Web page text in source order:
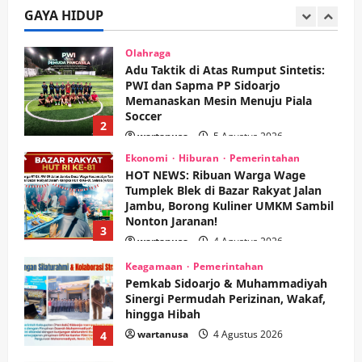
GAYA HIDUP
2
Memanaskan Mesin Menuju Piala
wartanusa
3
Ekonomi Hiburan Pemerintahan
HOT NEWS: Ribuan Warga Wage
Tumplek Blek di Bazar Rakyat Jalan
Jambu, Borong Kuliner UMKM Sambil
wartanusa 4 Agustus 2026
4
Keagamaan Pemerintahan
Pemkab Sidoarjo & Muhammadiyah
Sinergi Permudah Perizinan, Wakaf,
hingga Hibah
Keagamaan Pemerintahan
Hadir di Pengajian Qurrota A’yun,
Wabup Sidoarjo Minta Doa Jamaah
Agar Tetap Amanah Memimpin